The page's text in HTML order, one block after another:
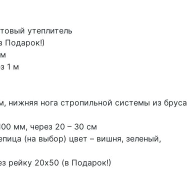
утеплитель
Подарок!)
1 м
нижняя нога стропильной системы из бруса
мм, через 20 – 30 см
(на выбор) цвет – вишня, зеленый,
рейку 20х50 (в Подарок!)